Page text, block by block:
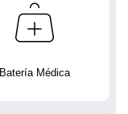
Batería Médica